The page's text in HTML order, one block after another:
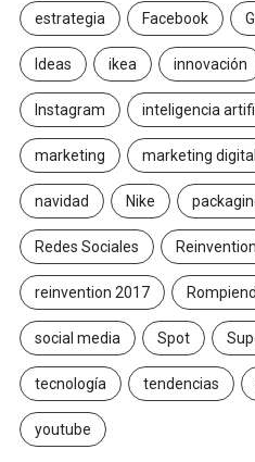
estrategia Facebook
Ideas ikea innovación
Instagram inteligencia
marketing marketing digital
navidad Nike
Redes Sociales Reinvention
reinvention 2017
social media Spot
tecnología tendencias
youtube